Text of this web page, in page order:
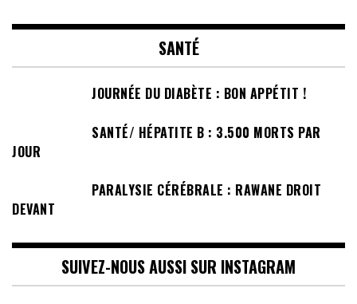
SANTÉ
JOURNÉE DU DIABÈTE : BON APPÉTIT !
SANTÉ/ HÉPATITE B : 3.500 MORTS PAR
JOUR
PARALYSIE CÉRÉBRALE : RAWANE DROIT
DEVANT
SUIVEZ-NOUS AUSSI SUR INSTAGRAM